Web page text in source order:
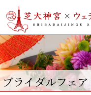
ブライダルフェア